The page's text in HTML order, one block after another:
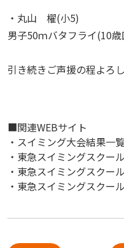
・丸山 櫂(小5)
男子50ｍバタフライ(10
引き続きご声援の程よろ
■関連WEBサイト
・スイミング大
・東急スイミングスク
・東急スイミングス
・東急スイミングス